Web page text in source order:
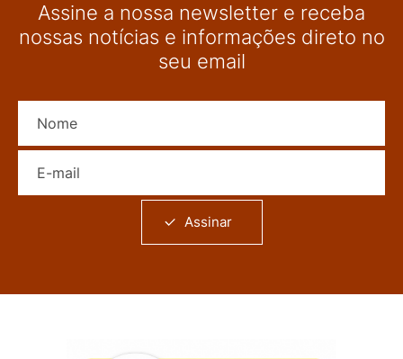
Assine a nossa newsletter e receba
nossas notícias e informações direto no
seu email
Assinar